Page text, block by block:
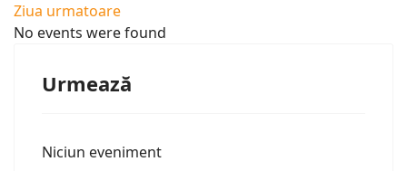
Ziua urmatoare
No events were found
Urmează
Niciun eveniment